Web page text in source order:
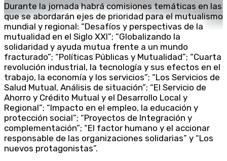
Durante la jornada habrá comisiones temáticas en las
que se abordarán ejes de prioridad para el mutualismo
mundial y regional: “Desafíos y perspectivas de la
mutualidad en el Siglo XXI”; “Globalizando la
solidaridad y ayuda mutua frente a un mundo
fracturado”; “Políticas Públicas y Mutualidad”; “Cuarta
revolución industrial, la tecnología y sus efectos en el
trabajo, la economía y los servicios”; “Los Servicios de
Salud Mutual, Análisis de situación”; “El Servicio de
Ahorro y Crédito Mutual y el Desarrollo Local y
Regional”; “Impacto en el empleo, la educación y
protección social”; “Proyectos de Integración y
complementación”; “El factor humano y el accionar
responsable de las organizaciones solidarias” y “Los
nuevos protagonistas”.